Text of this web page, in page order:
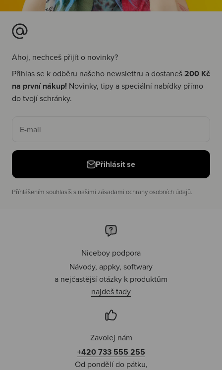
Ahoj, nechceš přijít o novinky?
Přihlas se k odběru našeho newslettru a dostaneš200 Kč
na první nákup! Novinky, tipy a speciální nabídky přímo
do tvojí schránky.
E-mail
Přihlásit se
Příhlášením souhlasíš s našimi zásadami ochrany osobních údajů.
Niceboy podpora
Návody, appky, softwary
a nejčastější otázky k produktům
najdeš tady
Zavolej nám
+420 733 555 255
Od pondělí do pátku,